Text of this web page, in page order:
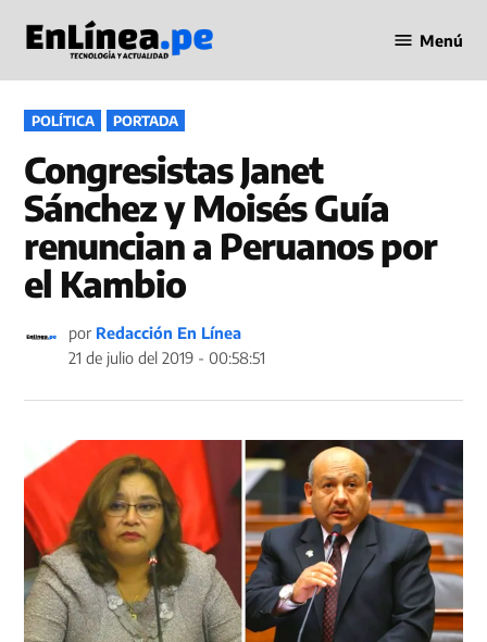
contenido
en Línea
Menú
PUBLICADO
EN
POLÍTICA PORTADA
Congresistas Janet
Sánchez y Moisés Guía
renuncian a Peruanos por
el Kambio
por Redacción En Línea
21 de julio del 2019 - 00:58:51